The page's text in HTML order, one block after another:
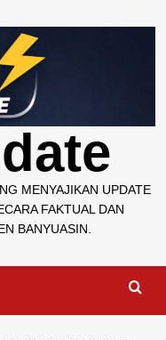
MENYAJIKAN UPDATE
FAKTUAL DAN
BANYUASIN.